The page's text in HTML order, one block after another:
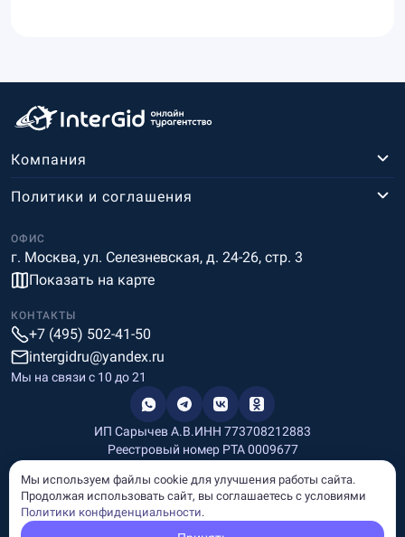
Компания
ОФИС
г. Москва, ул. Селезневская, д. 24-26, стр. 3
Показать на карте
Политики и соглашения
КОНТАКТЫ
+7 (495) 502-41-50
intergidru@yandex.ru
Мы на связи c 10 до 21
ИП Сарычев А.В.ИНН 773708212883
Реестровый номер РТА 0009677
Информация, размещённая на сайте, носит информационный
характер и не является рекламой и публичной офертой.
Мы используем файлы cookie для улучшения работы сайта.
Продолжая использовать сайт, вы соглашаетесь с условиями
Политики конфиденциальности.